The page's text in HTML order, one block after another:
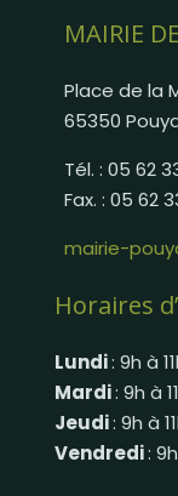
MAIRIE
Place de la
65350
Tél. : 05 62
Fax. : 05 62
mairie-
Horaires
Lundi: 9h à
Mardi: 9h à
Jeudi: 9h à
Vendredi: